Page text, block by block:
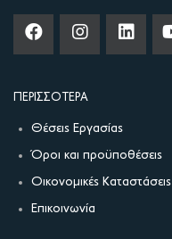
ΠΕΡΙΣΣΌΤΕΡΑ
Θέσεις Εργασίας
Όροι και προϋποθέσεις
Οικονομικές Καταστάσεις
Επικοινωνία